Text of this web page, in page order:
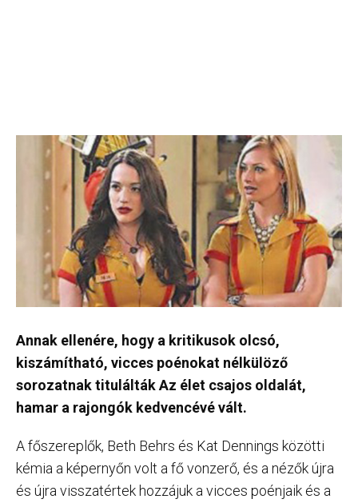
Annak ellenére, hogy a kritikusok olcsó,
kiszámítható, vicces poénokat nélkülöző
sorozatnak titulálták Az élet csajos oldalát,
hamar a rajongók kedvencévé vált.
A főszereplők, Beth Behrs és Kat Dennings közötti
kémia a képernyőn volt a fő vonzerő, és a nézők újra
és újra visszatértek hozzájuk a vicces poénjaik és a